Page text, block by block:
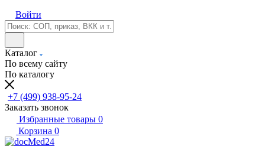
Войти
Каталог
По всему сайту
По каталогу
+7 (499) 938-95-24
Заказать звонок
Избранные товары 0
Корзина 0